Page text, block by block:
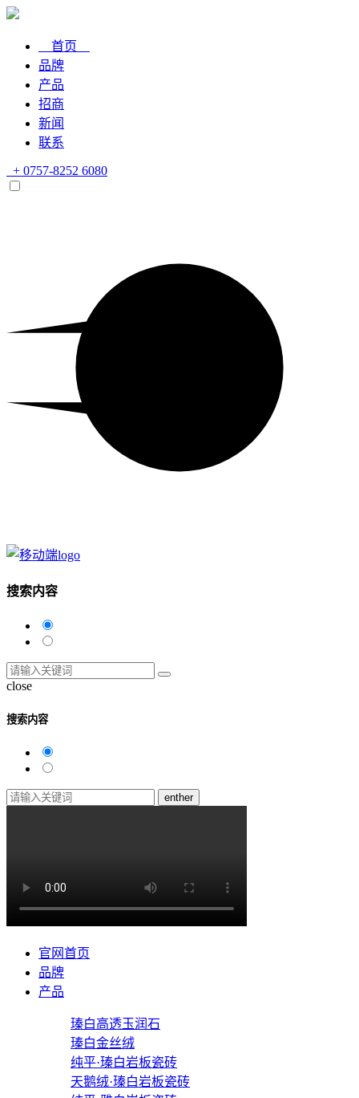
首页
品牌
产品
招商
新闻
联系
+ 0757-8252 6080
搜索内容
close
搜索内容
enther
官网首页
品牌
产品
瑧白高透玉润石
瑧白金丝绒
纯平·瑧白岩板瓷砖
天鹅绒·瑧白岩板瓷砖